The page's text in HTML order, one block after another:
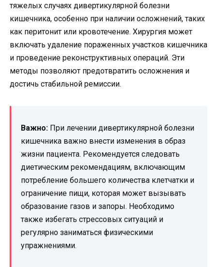
тяжелых случаях дивертикулярной болезни
кишечника, особенно при наличии осложнений, таких
как перитонит или кровотечение. Хирургия может
включать удаление пораженных участков кишечника
и проведение реконструктивных операций. Эти
методы позволяют предотвратить осложнения и
достичь стабильной ремиссии.
Важно: При лечении дивертикулярной болезни
кишечника важно внести изменения в образ
жизни пациента. Рекомендуется следовать
диетическим рекомендациям, включающим
потребление большего количества клетчатки и
ограничение пищи, которая может вызывать
образование газов и запоры. Необходимо
также избегать стрессовых ситуаций и
регулярно заниматься физическими
упражнениями.